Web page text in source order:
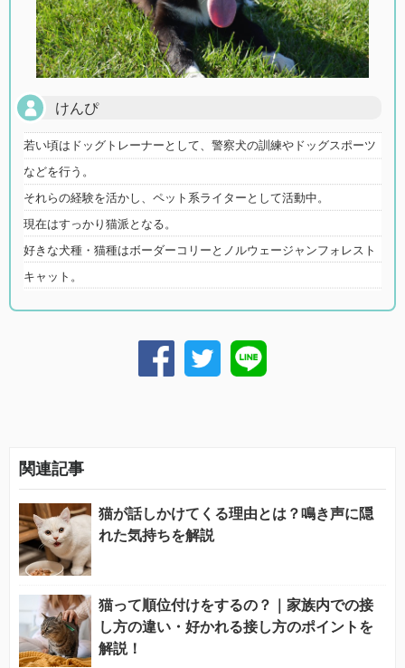
けんぴ
若い頃はドッグトレーナーとして、警察犬の訓練やドッグスポーツ
などを行う。
それらの経験を活かし、ペット系ライターとして活動中。
現在はすっかり猫派となる。
好きな犬種・猫種はボーダーコリーとノルウェージャンフォレスト
キャット。
関連記事
猫が話しかけてくる理由とは？鳴き声に隠
れた気持ちを解説
猫って順位付けをするの？｜家族内での接
し方の違い・好かれる接し方のポイントを
解説！